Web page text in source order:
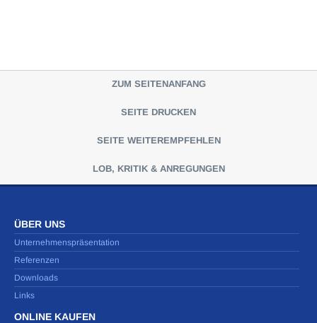
ZUM SEITENANFANG
SEITE DRUCKEN
SEITE WEITEREMPFEHLEN
LOB, KRITIK & ANREGUNGEN
ÜBER UNS
Unternehmenspräsentation
Referenzen
Downloads
Links
ONLINE KAUFEN